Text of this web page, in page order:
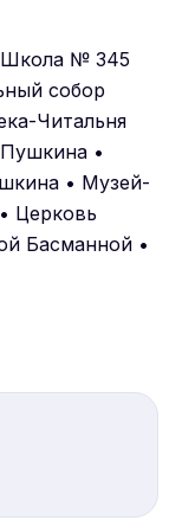
Школа № 345
собор
Читальня
•
• Музей-
Церковь
Басманной •